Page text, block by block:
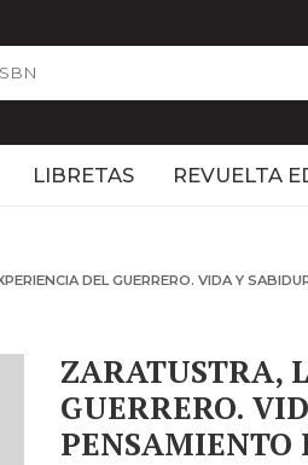
LIBRETAS REVUELTA
DEL GUERRERO. VIDA Y
ZARATUSTRA,
GUERRERO.
PENSAMIENTO